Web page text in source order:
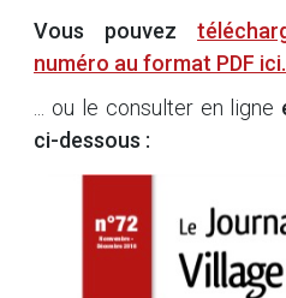
Vous pouvez
numéro au format PDF
... ou le consulter en ligne
ci-dessous :